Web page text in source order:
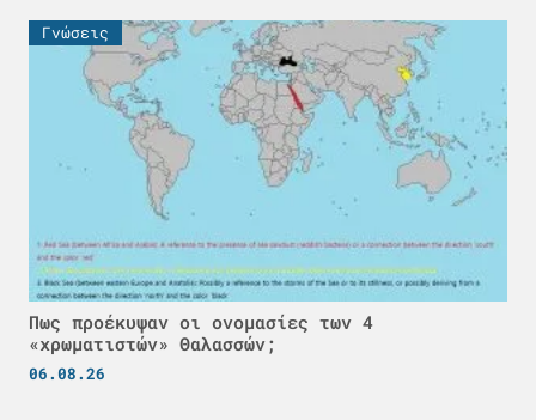
Γνώσεις
Πως προέκυψαν οι ονομασίες των 4
«χρωματιστών» Θαλασσών;
06.08.26